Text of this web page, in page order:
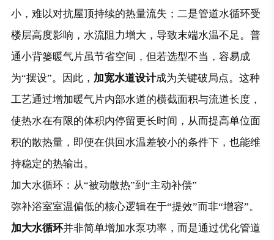
小，难以对抗屋顶持续的热量流失；二是管道水循环受
楼层高度影响，水流阻力增大，导致末端水温不足。普
通小背篓暖气片虽节省空间，但若选型不当，容易成
为“摆设”。因此， 加宽水道设计成为关键破局点。这种
工艺通过增加暖气片内部水道的横截面积与流道长度，
使热水在有限的体积内停留更长时间，从而提高单位面
积的散热量，即便在供回水温差较小的条件下，也能维
持稳定的热输出。
加大水循环：从“被动散热”到“主动补偿”
弥补浴室室温偏低的核心逻辑在于“提效”而非“增容”。
加大水循环并非简单增加水泵功率，而是通过优化管道